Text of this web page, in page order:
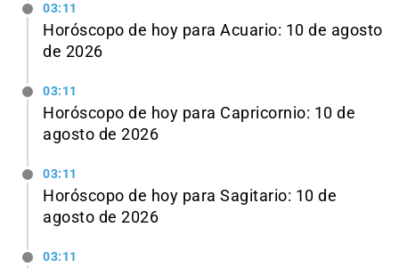
03:11
Horóscopo de hoy para Acuario: 10 de agosto
de 2026
03:11
Horóscopo de hoy para Capricornio: 10 de
agosto de 2026
03:11
Horóscopo de hoy para Sagitario: 10 de
agosto de 2026
03:11